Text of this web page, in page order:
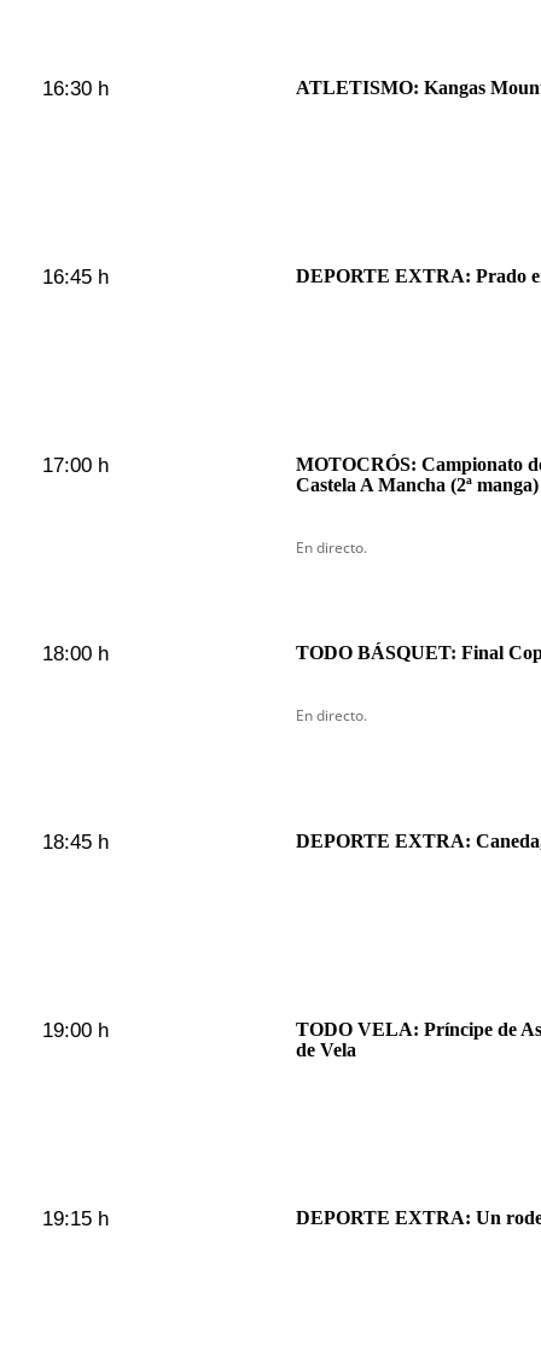
16:30 h ATLETISMO: Kangas
16:45 h DEPORTE EXTRA: Prado
17:00 h
MOTOCRÓS: Campionato
Castela A Mancha (2ª manga)
En directo.
18:00 h TODO BÁSQUET: Final
En directo.
18:45 h DEPORTE EXTRA:
19:00 h
TODO VELA: Príncipe de
de Vela
19:15 h DEPORTE EXTRA: Un